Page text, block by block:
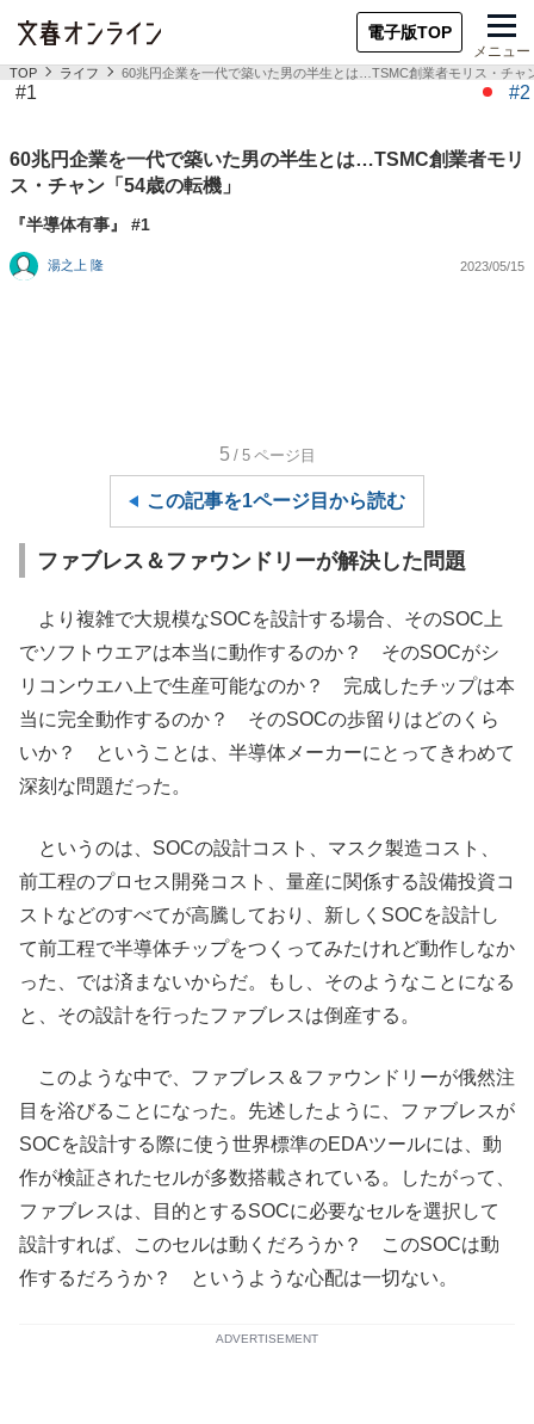
電子版TOP
メニュー
TOP ライフ 60兆円企業を一代で築いた男の半生とは…TSMC創業者モリス・チャ
#1 #2
60兆円企業を一代で築いた男の半生とは…TSMC創業者モリ
ス・チャン「54歳の転機」
『半導体有事』 #1
湯之上 隆 2023/05/15
5 /5 ページ目
この記事を1ページ目から読む
ファブレス＆ファウンドリーが解決した問題
より複雑で大規模なSOCを設計する場合、そのSOC上
でソフトウエアは本当に動作するのか？ そのSOCがシ
リコンウエハ上で生産可能なのか？ 完成したチップは本
当に完全動作するのか？ そのSOCの歩留りはどのくら
いか？ ということは、半導体メーカーにとってきわめて
深刻な問題だった。
というのは、SOCの設計コスト、マスク製造コスト、
前工程のプロセス開発コスト、量産に関係する設備投資コ
ストなどのすべてが高騰しており、新しくSOCを設計し
て前工程で半導体チップをつくってみたけれど動作しなか
った、では済まないからだ。もし、そのようなことになる
と、その設計を行ったファブレスは倒産する。
このような中で、ファブレス＆ファウンドリーが俄然注
目を浴びることになった。先述したように、ファブレスが
SOCを設計する際に使う世界標準のEDAツールには、動
作が検証されたセルが多数搭載されている。したがって、
ファブレスは、目的とするSOCに必要なセルを選択して
設計すれば、このセルは動くだろうか？ このSOCは動
作するだろうか？ というような心配は一切ない。
ADVERTISEMENT